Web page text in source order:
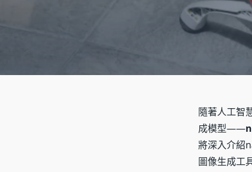
隨著人工智
成模型——
將深入介紹
圖像生成工